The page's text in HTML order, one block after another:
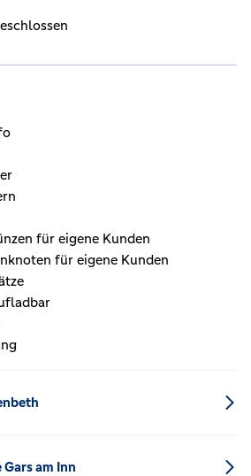
für eigene Kunden
für eigene Kunden
am Inn